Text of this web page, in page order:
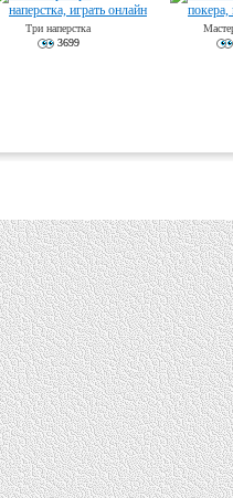
Три наперстка
3699